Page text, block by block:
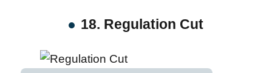
18. Regulation Cut